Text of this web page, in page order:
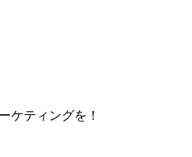
ケティングを！